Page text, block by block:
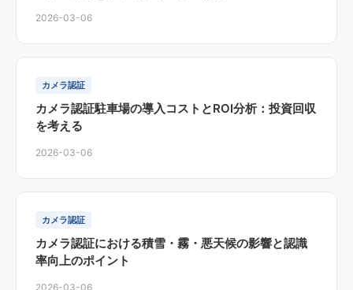
2026-03-06
カメラ認証
カメラ認証駐車場の導入コストとROI分析：投資回収
を考える
2026-03-06
カメラ認証
カメラ認証における積雪・霧・悪天候の影響と認識
率向上のポイント
2026-03-06